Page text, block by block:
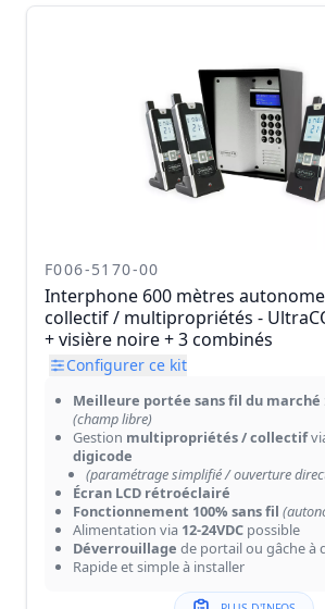
F006-5170-00
Interphone 600 mètres
collectif / multipropriétés -
+ visière noire + 3 combinés
Configurer ce kit
Meilleure portée sans fil du marché
(champ libre)
Gestion multipropriétés / collectif
digicode
(paramétrage simplifié / ouverture
Écran LCD rétroéclairé
Fonctionnement 100% sans fil
Alimentation via 12-24VDC possible
Déverrouillage de portail ou gâche à
Rapide et simple à installer